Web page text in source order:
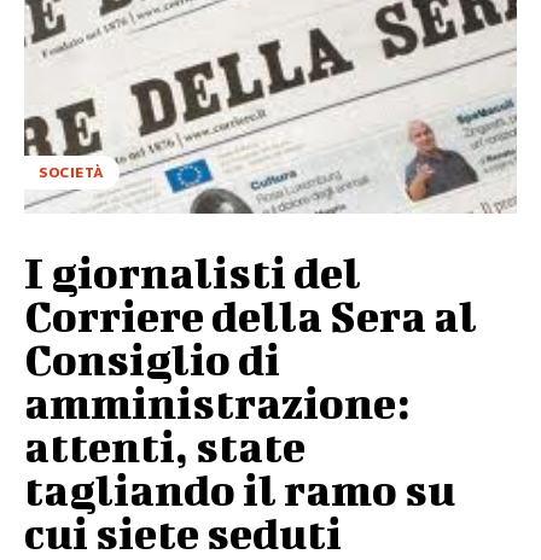
SOCIETÀ
I giornalisti del
Corriere della Sera al
Consiglio di
amministrazione:
attenti, state
tagliando il ramo su
cui siete seduti